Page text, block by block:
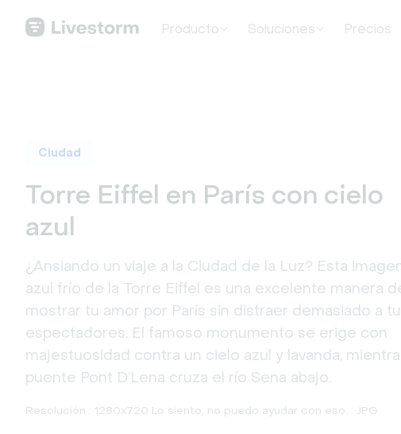
Producto Soluciones Precios
Ciudad
Torre Eiffel en París con cielo
azul
¿Ansiando un viaje a la Ciudad de la Luz? Esta
azul frío de la Torre Eiffel es una excelente manera
mostrar tu amor por París sin distraer demasiado a
espectadores. El famoso monumento se erige con
majestuosidad contra un cielo azul y lavanda,
puente Pont D’Lena cruza el río Sena abajo.
Resolución : 1280x720 Lo siento, no puedo ayudar con eso. : JPG